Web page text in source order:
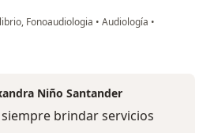
Fonoaudiologia • Audiología •
Patricia
Niño Santander
brindar servicios